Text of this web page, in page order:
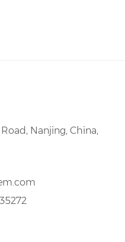
Nanjing, China,